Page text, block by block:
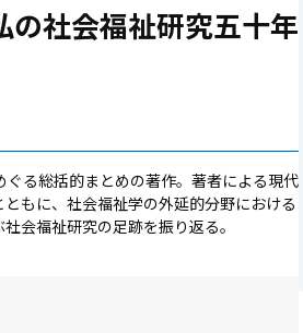
社会福祉研究五十年
る総括的まとめの著作。著者による現代
もに、社会福祉学の外延的分野における
会福祉研究の足跡を振り返る。